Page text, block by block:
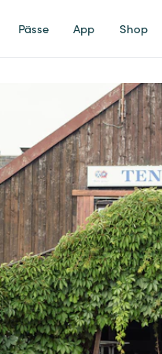
Pässe App Shop